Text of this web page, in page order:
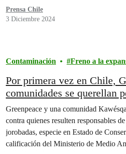
Prensa Chile
3 Diciembre 2024
Contaminación Freno a la
Por primera vez en Chile,
comunidades se querellan
responsables de la muerte
Patagonia
Greenpeace y una comunidad
contra quienes resulten responsables
jorobadas, especie en Estado de
calificación del Ministerio de Medio